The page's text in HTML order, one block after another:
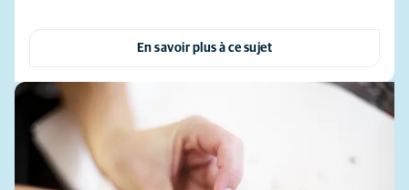
En savoir plus à ce sujet